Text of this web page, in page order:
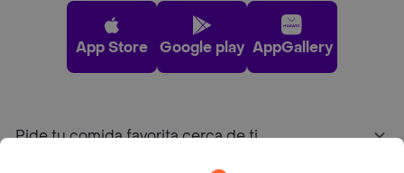
App Store Google play AppGallery
Pide tu comida favorita cerca de ti